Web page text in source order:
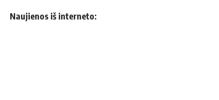
Naujienos iš interneto: